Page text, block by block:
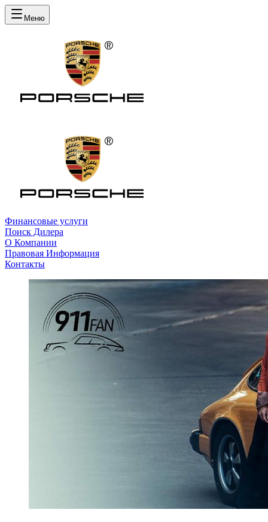
Меню
Финансовые услуги
Поиск Дилера
О Компании
Правовая Информация
Контакты